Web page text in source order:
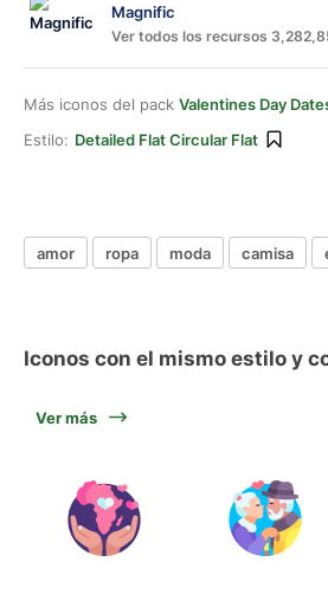
Magnific
Ver todos los recursos
Más iconos del pack Valentines Day
Estilo: Detailed Flat Circular Flat
amor ropa moda camisa
Iconos con el mismo estilo y
Ver más